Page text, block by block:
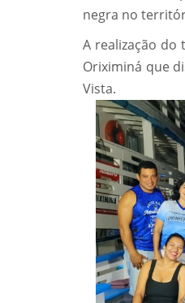
negra no
A realização
Oriximiná que
Vista.